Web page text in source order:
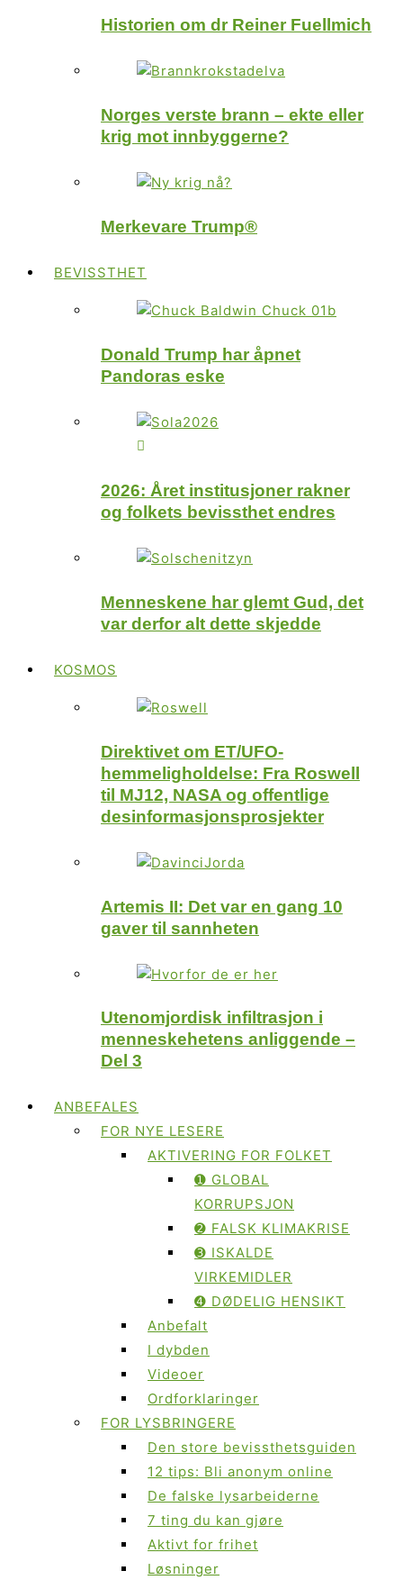
Historien om dr Reiner Fuellmich
Norges verste brann – ekte eller
krig mot innbyggerne?
Merkevare Trump®
BEVISSTHET
Donald Trump har åpnet
Pandoras eske
2026: Året institusjoner rakner
og folkets bevissthet endres
Menneskene har glemt Gud, det
var derfor alt dette skjedde
KOSMOS
Direktivet om ET/UFO-
hemmeligholdelse: Fra Roswell
til MJ12, NASA og offentlige
desinformasjonsprosjekter
Artemis II: Det var en gang 10
gaver til sannheten
Utenomjordisk infiltrasjon i
menneskehetens anliggende –
Del 3
ANBEFALES
FOR NYE LESERE
AKTIVERING FOR FOLKET
➊ GLOBAL
KORRUPSJON
➋ FALSK KLIMAKRISE
➌ ISKALDE
VIRKEMIDLER
➍ DØDELIG HENSIKT
Anbefalt
I dybden
Videoer
Ordforklaringer
FOR LYSBRINGERE
Den store bevissthetsguiden
12 tips: Bli anonym online
De falske lysarbeiderne
7 ting du kan gjøre
Aktivt for frihet
Løsninger